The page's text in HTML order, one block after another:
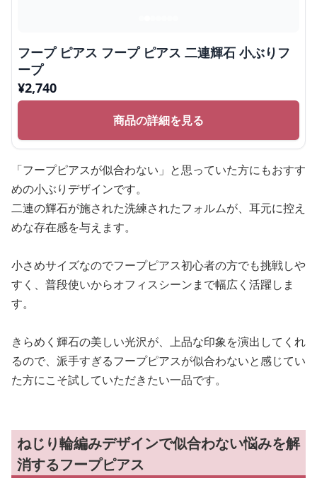
フープ ピアス フープ ピアス 二連輝石 小ぶりフ
ープ
¥2,740
商品の詳細を見る
「フープピアスが似合わない」と思っていた方にもおすす
めの小ぶりデザインです。
二連の輝石が施された洗練されたフォルムが、耳元に控え
めな存在感を与えます。
小さめサイズなのでフープピアス初心者の方でも挑戦しや
すく、普段使いからオフィスシーンまで幅広く活躍しま
す。
きらめく輝石の美しい光沢が、上品な印象を演出してくれ
るので、派手すぎるフープピアスが似合わないと感じてい
た方にこそ試していただきたい一品です。
ねじり輪編みデザインで似合わない悩みを解
消するフープピアス